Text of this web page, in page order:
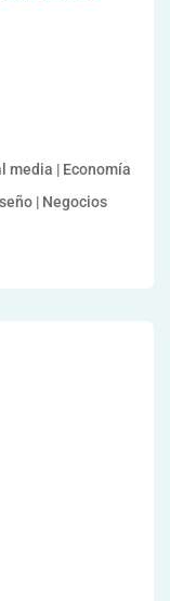
media | Economía
| Negocios